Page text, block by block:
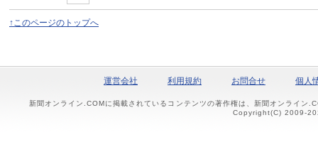
↑このページのトップへ
運営会社 利用規約 お問合せ 個人
新聞オンライン.COMに掲載されているコンテンツの著作権は、新聞オンライン
Copyright(C) 2009-